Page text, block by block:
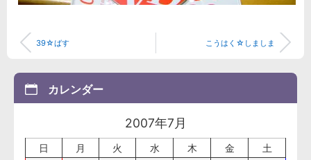
39☆ばす こうはく☆しましま
カレンダー
2007年7月
日 月 火 水 木 金
土